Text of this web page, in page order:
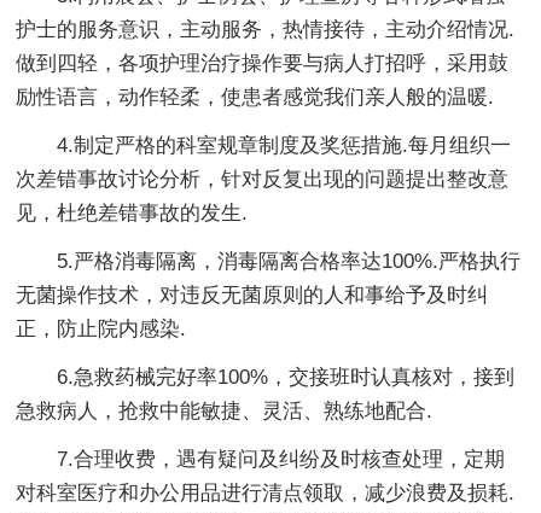
护士的服务意识，主动服务，热情接待，主动介绍情况.
做到四轻，各项护理治疗操作要与病人打招呼，采用鼓
励性语言，动作轻柔，使患者感觉我们亲人般的温暖.
4.制定严格的科室规章制度及奖惩措施.每月组织一
次差错事故讨论分析，针对反复出现的问题提出整改意
见，杜绝差错事故的发生.
5.严格消毒隔离，消毒隔离合格率达100%.严格执行
无菌操作技术，对违反无菌原则的人和事给予及时纠
正，防止院内感染.
6.急救药械完好率100%，交接班时认真核对，接到
急救病人，抢救中能敏捷、灵活、熟练地配合.
7.合理收费，遇有疑问及纠纷及时核查处理，定期
对科室医疗和办公用品进行清点领取，减少浪费及损耗.